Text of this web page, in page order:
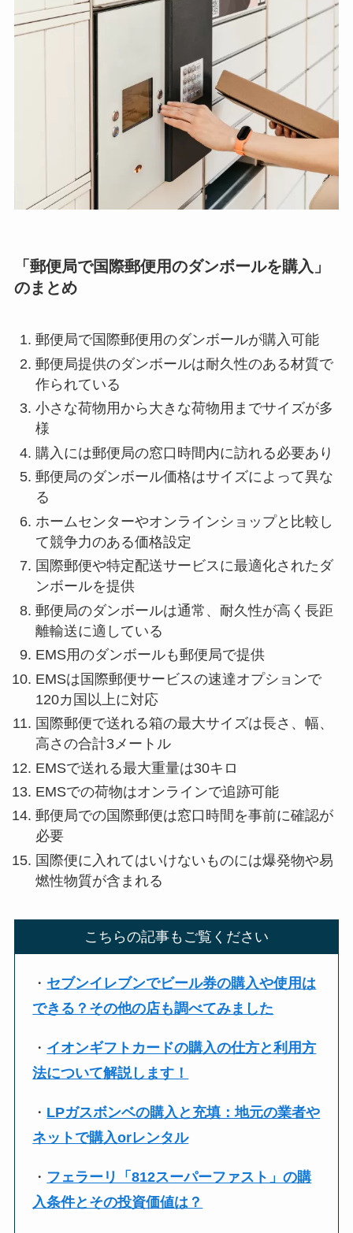
「郵便局で国際郵便用のダンボールを購入」
のまとめ
郵便局で国際郵便用のダンボールが購入可能
郵便局提供のダンボールは耐久性のある材質で
作られている
小さな荷物用から大きな荷物用までサイズが多
様
購入には郵便局の窓口時間内に訪れる必要あり
郵便局のダンボール価格はサイズによって異な
る
ホームセンターやオンラインショップと比較し
て競争力のある価格設定
国際郵便や特定配送サービスに最適化されたダ
ンボールを提供
郵便局のダンボールは通常、耐久性が高く長距
離輸送に適している
EMS用のダンボールも郵便局で提供
EMSは国際郵便サービスの速達オプションで
120カ国以上に対応
国際郵便で送れる箱の最大サイズは長さ、幅、
高さの合計3メートル
EMSで送れる最大重量は30キロ
EMSでの荷物はオンラインで追跡可能
郵便局での国際郵便は窓口時間を事前に確認が
必要
国際便に入れてはいけないものには爆発物や易
燃性物質が含まれる
こちらの記事もご覧ください
・ セブンイレブンでビール券の購入や使用は
できる？その他の店も調べてみました
・ イオンギフトカードの購入の仕方と利用方
法について解説します！
・ LPガスボンベの購入と充填：地元の業者や
ネットで購入orレンタル
・ フェラーリ「812スーパーファスト」の購
入条件とその投資価値は？